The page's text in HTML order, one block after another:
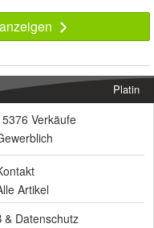
Platin
Verkäufe
Artikel
& Datenschutz